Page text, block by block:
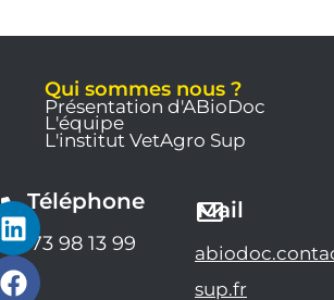
Téléphone
04 73 98 13 99
Mail
sup.fr
L
i
n
F
a
c
Y
o
u
Qui sommes nous ?
Présentation d'ABioDoc
L'équipe
L'institut VetAgro Sup